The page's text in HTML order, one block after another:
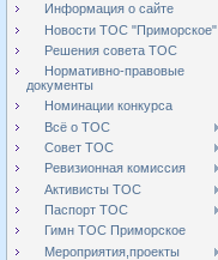
Информация о сайте
Новости ТОС "Приморское"
Решения совета ТОС
Нормативно-правовые
документы
Номинации конкурса
Всё о ТОС
Совет ТОС
Ревизионная комиссия
Активисты ТОС
Паспорт ТОС
Гимн ТОС Приморское
Мероприятия,проекты